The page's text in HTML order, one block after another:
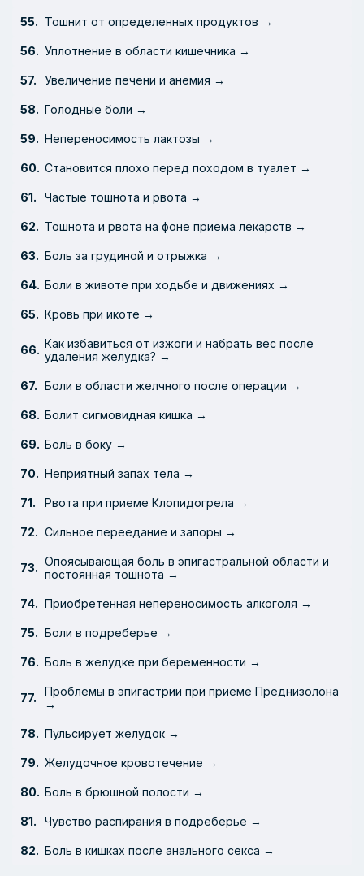
Тошнит от определенных продуктов →
Уплотнение в области кишечника →
Увеличение печени и анемия →
Голодные боли →
Непереносимость лактозы →
Становится плохо перед походом в туалет →
Частые тошнота и рвота →
Тошнота и рвота на фоне приема лекарств →
Боль за грудиной и отрыжка →
Боли в животе при ходьбе и движениях →
Кровь при икоте →
Как избавиться от изжоги и набрать вес после
удаления желудка? →
Боли в области желчного после операции →
Болит сигмовидная кишка →
Боль в боку →
Неприятный запах тела →
Рвота при приеме Клопидогрела →
Сильное переедание и запоры →
Опоясывающая боль в эпигастральной области и
постоянная тошнота →
Приобретенная непереносимость алкоголя →
Боли в подреберье →
Боль в желудке при беременности →
Проблемы в эпигастрии при приеме Преднизолона
→
Пульсирует желудок →
Желудочное кровотечение →
Боль в брюшной полости →
Чувство распирания в подреберье →
Боль в кишках после анального секса →